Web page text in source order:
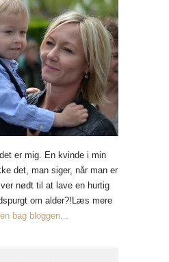
er mig. En kvinde i min
det, man siger, når man er
nødt til at lave en hurtig
om alder?!Læs mere
bag bloggen...